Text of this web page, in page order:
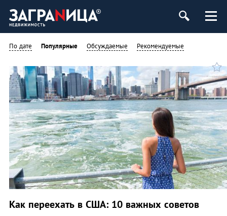
По дате Популярные Обсуждаемые Рекомендуемые
Как переехать в США: 10 важных советов